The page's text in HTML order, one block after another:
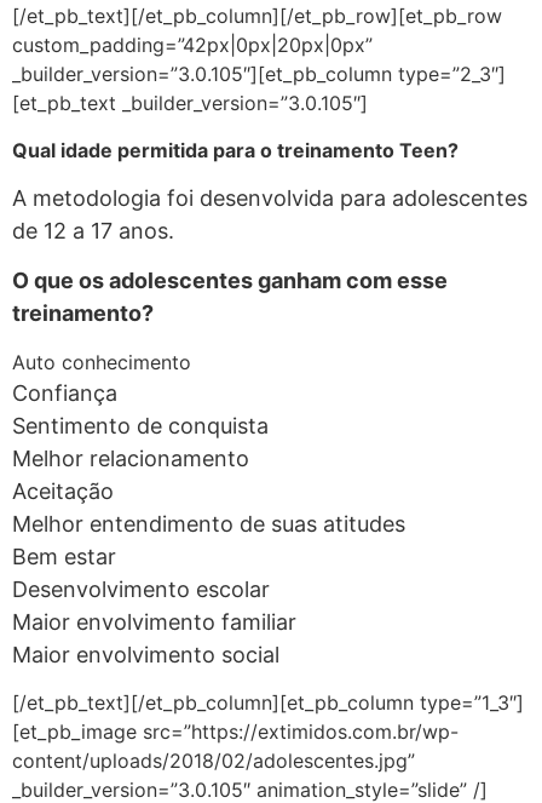
[/et_pb_text][/et_pb_column][/et_pb_row][et_pb_row
custom_padding=”42px|0px|20px|0px”
_builder_version=”3.0.105″][et_pb_column type=”2_3″]
[et_pb_text _builder_version=”3.0.105″]
Qual idade permitida para o treinamento Teen?
A metodologia foi desenvolvida para adolescentes
de 12 a 17 anos.
O que os adolescentes ganham com esse
treinamento?
Auto conhecimento
Confiança
Sentimento de conquista
Melhor relacionamento
Aceitação
Melhor entendimento de suas atitudes
Bem estar
Desenvolvimento escolar
Maior envolvimento familiar
Maior envolvimento social
[/et_pb_text][/et_pb_column][et_pb_column type=”1_3″]
[et_pb_image src=”https://extimidos.com.br/wp-
content/uploads/2018/02/adolescentes.jpg”
_builder_version=”3.0.105″ animation_style=”slide” /]